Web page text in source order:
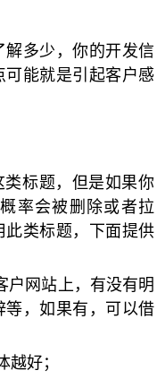
多少，你的开发信
可能就是引起客户感
标题，但是如果你
率会被删除或者拉
此类标题，下面提供
户网站上，有没有明
等，如果有，可以借
好；